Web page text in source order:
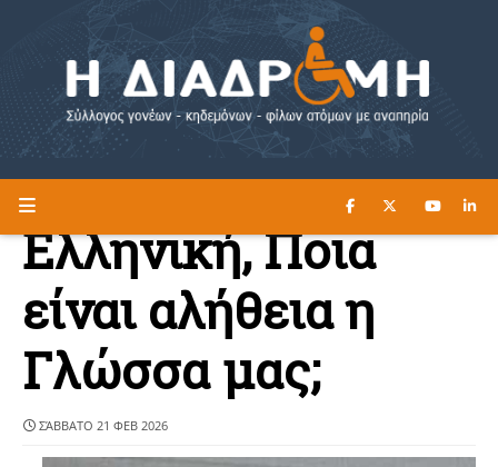
Η ΔΙΑΔΡΟΜΗ ΔΙΑΒΑΣΤΕ ΕΔΩ ►
Ελληνική, Ποια
είναι αλήθεια η
Γλώσσα μας;
ΣΆΒΒΑΤΟ 21 ΦΕΒ 2026